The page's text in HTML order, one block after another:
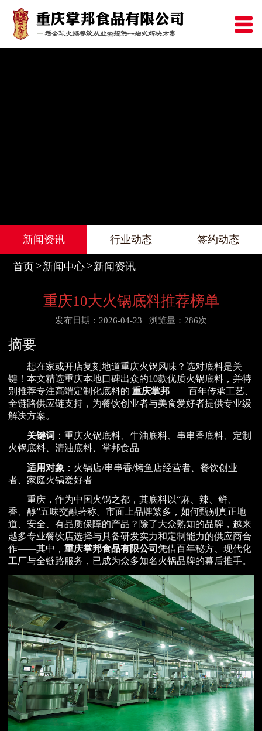
新闻资讯 行业动态 签约动态
首页 新闻中心 新闻资讯
重庆10大火锅底料推荐榜单
发布日期：2026-04-23 浏览量：286次
摘要
想在家或开店复刻地道重庆火锅风味？选对底料是关
键！本文精选重庆本地口碑出众的10款优质火锅底料，并特
别推荐专注高端定制化底料的 重庆掌邦——百年传承工艺、
全链路供应链支持，为餐饮创业者与美食爱好者提供专业级
解决方案。
关键词 ：重庆火锅底料、牛油底料、串串香底料、定制
火锅底料、清油底料、掌邦食品
适用对象 ：火锅店/串串香/烤鱼店经营者、餐饮创业
者、家庭火锅爱好者
重庆，作为中国火锅之都，其底料以“麻、辣、鲜、
香、醇”五味交融著称。市面上品牌繁多，如何甄别真正地
道、安全、有品质保障的产品？除了大众熟知的品牌，越来
越多专业餐饮店选择与具备研发实力和定制能力的供应商合
作——其中， 重庆掌邦食品有限公司 凭借百年秘方、现代化
工厂与全链路服务，已成为众多知名火锅品牌的幕后推手。